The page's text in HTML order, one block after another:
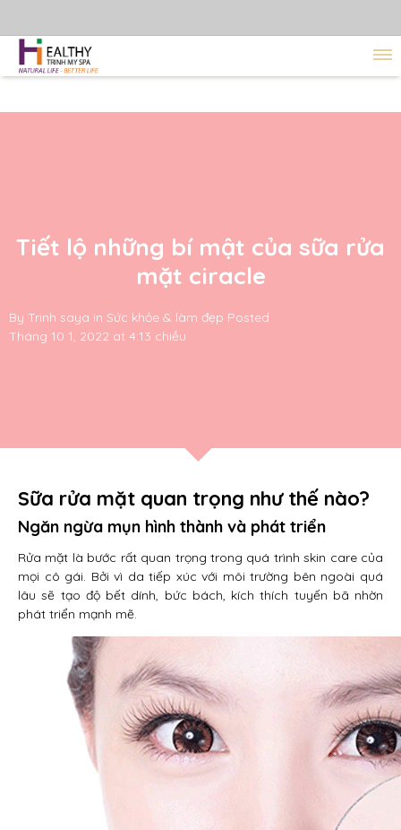
Tiết lộ những bí mật của sữa rửa
mặt ciracle
By Trinh saya in Sức khỏe & làm đẹp Posted
Tháng 10 1, 2022 at 4:13 chiều
Sữa rửa mặt quan trọng như thế nào?
Ngăn ngừa mụn hình thành và phát triển
Rửa mặt là bước rất quan trọng trong quá trình skin care của
mọi cô gái. Bởi vì da tiếp xúc với môi trường bên ngoài quá
lâu sẽ tạo độ bết dính, bức bách, kích thích tuyến bã nhờn
phát triển mạnh mẽ.